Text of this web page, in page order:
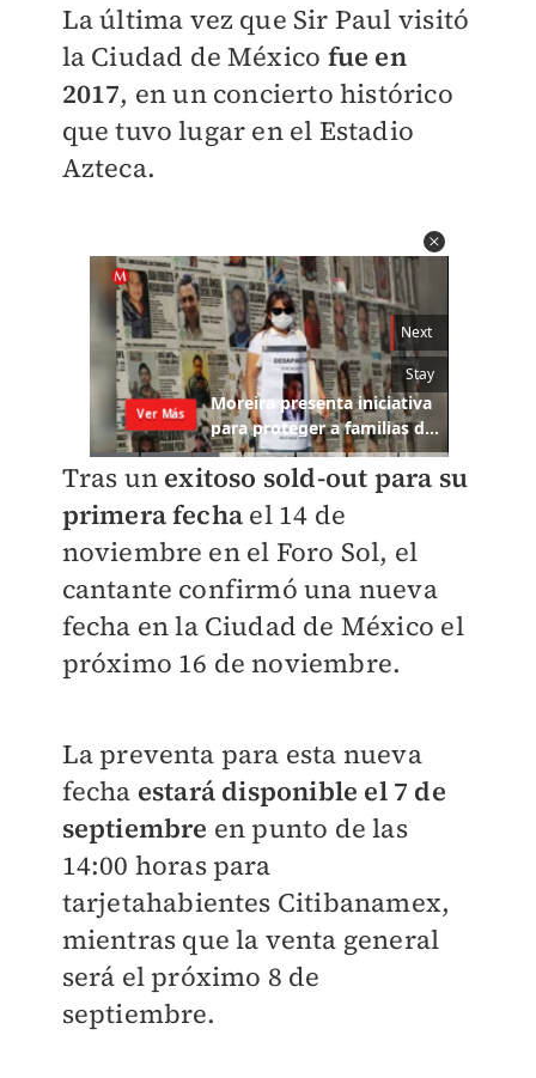
La última vez que Sir Paul visitó
la Ciudad de México fue en
2017, en un concierto histórico
que tuvo lugar en el Estadio
Azteca.
Tras un exitoso sold-out para su
primera fecha el 14 de
noviembre en el Foro Sol, el
cantante confirmó una nueva
fecha en la Ciudad de México el
próximo 16 de noviembre.
La preventa para esta nueva
fecha estará disponible el 7 de
septiembre en punto de las
14:00 horas para
tarjetahabientes Citibanamex,
mientras que la venta general
será el próximo 8 de
septiembre.